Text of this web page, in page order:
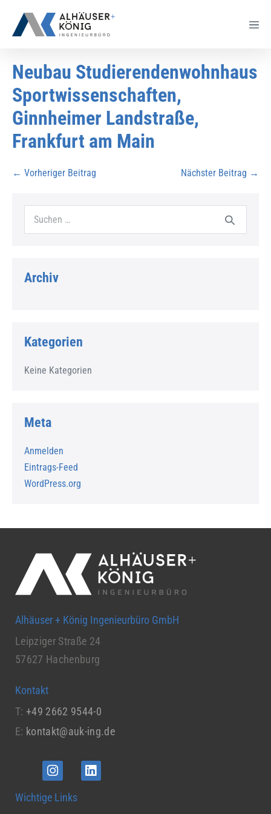
Neubau Studierendenwohnhaus
Sportwissenschaften,
Ginnheimer Landstraße,
Frankfurt am Main
← Vorheriger Beitrag Nächster Beitrag →
Archiv
Kategorien
Keine Kategorien
Meta
Anmelden
Eintrags-Feed
WordPress.org
Alhäuser + König Ingenieurbüro GmbH
Leipziger Straße 24
57627 Hachenburg
Kontakt
T: +49 2662 9544-0
E: kontakt@auk-ing.de
Wichtige Links